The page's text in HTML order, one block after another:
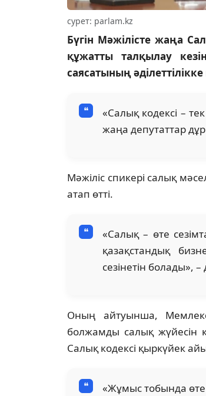
сурет: parlam.kz
Бүгін Мәжілісте жаңа
құжатты талқылау
саясатының әділеттілікке
«Салық кодексі –
жаңа депутаттар
Мәжіліс спикері салық
атап өтті.
«Салық – өте
қазақстандық
сезінетін болады», –
Оның айтуынша,
болжамды салық жүйесін
Салық кодексі қыркүйек
«Жұмыс тобында